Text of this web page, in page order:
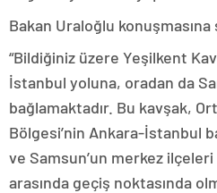
Bakan Uraloğlu
“Bildiğiniz üzere Yeşilkent
İstanbul yoluna, oradan da
bağlamaktadır. Bu kavşak,
Bölgesi’nin Ankara-İstanbul
ve Samsun’un merkez
arasında geçiş noktasında